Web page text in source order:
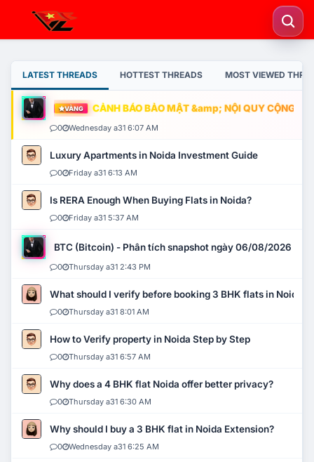
LATEST THREADS HOTTEST THREADS MOST VIEWED
VÀNG CẢNH BÁO BẢO MẬT &amp; NỘI QUY CỘNG
0 Wednesday a31 6:07 AM
Luxury Apartments in Noida Investment Guide
0 Friday a31 6:13 AM
Is RERA Enough When Buying Flats in Noida?
0 Friday a31 5:37 AM
BTC (Bitcoin) - Phân tích snapshot ngày 06/08/2026
0 Thursday a31 2:43 PM
What should I verify before booking 3 BHK flats in Noida?
0 Thursday a31 8:01 AM
How to Verify property in Noida Step by Step
0 Thursday a31 6:57 AM
Why does a 4 BHK flat Noida offer better privacy?
0 Thursday a31 6:30 AM
Why should I buy a 3 BHK flat in Noida Extension?
0 Wednesday a31 6:25 AM